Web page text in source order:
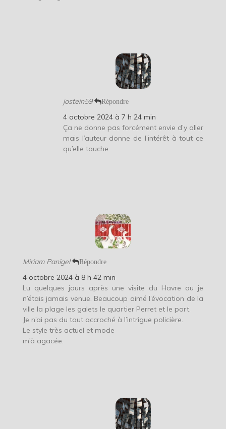
jostein59 Répondre
4 octobre 2024 à 7 h 24 min
Ça ne donne pas forcément envie d’y aller
mais l’auteur donne de l’intérêt à tout ce
qu’elle touche
Miriam Panigel Répondre
4 octobre 2024 à 8 h 42 min
Lu quelques jours après une visite du Havre ou je
n’étais jamais venue. Beaucoup aimé l’évocation de la
ville la plage les galets le quartier Perret et le port.
Je n’ai pas du tout accroché à l’intrigue policière.
Le style très actuel et mode
m’à agacée.